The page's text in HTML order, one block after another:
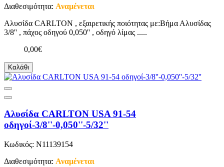
Διαθεσιμότητα: Αναμένεται
Αλυσίδα CARLTON , εξαιρετικής ποιότητας με:Βήμα Αλυσίδας
3/8'' , πάχος οδηγού 0,050'' , οδηγό λίμας .....
0,00€
Καλάθι
Αλυσίδα CARLTON USA 91-54
οδηγοί-3/8''-0,050''-5/32''
Κωδικός: N11139154
Διαθεσιμότητα: Αναμένεται